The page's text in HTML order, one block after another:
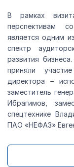
В рамках
перспективам
является одним
спектр
развития
приняли
директора –
заместитель
Ибрагимов,
спецтехнике
ПАО «НЕФАЗ»